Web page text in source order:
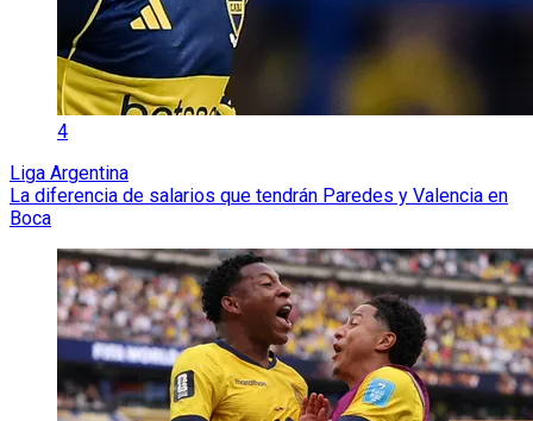
4
Liga Argentina
La diferencia de salarios que tendrán Paredes y Valencia en
Boca